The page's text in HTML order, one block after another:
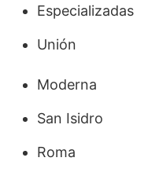
Especializadas
Unión
Moderna
San Isidro
Roma